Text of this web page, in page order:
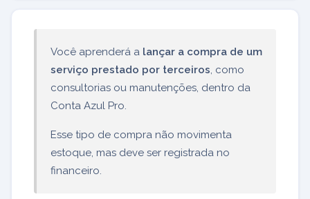
Você aprenderá a lançar a compra de um
serviço prestado por terceiros, como
consultorias ou manutenções, dentro da
Conta Azul Pro.
Esse tipo de compra não movimenta
estoque, mas deve ser registrada no
financeiro.